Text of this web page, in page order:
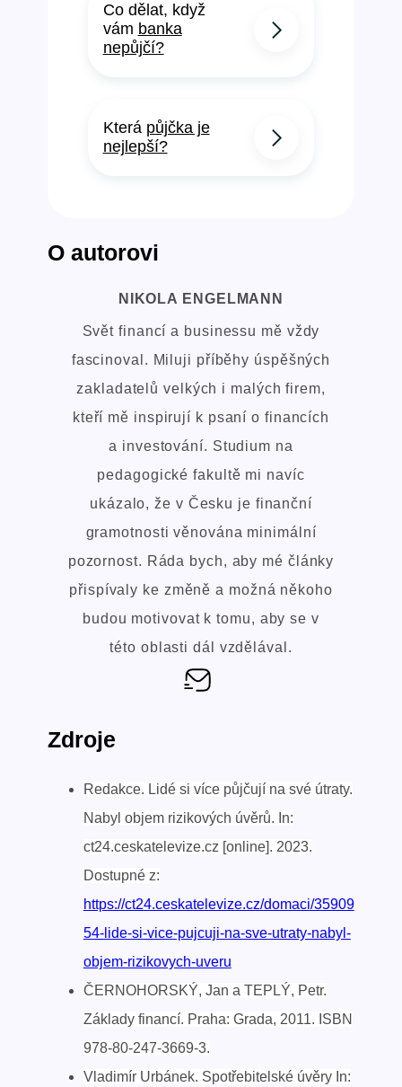
Co dělat, když
vám banka
nepůjčí?
Která půjčka je
nejlepší?
O autorovi
NIKOLA ENGELMANN
Svět financí a businessu mě vždy
fascinoval. Miluji příběhy úspěšných
zakladatelů velkých i malých firem,
kteří mě inspirují k psaní o financích
a investování. Studium na
pedagogické fakultě mi navíc
ukázalo, že v Česku je finanční
gramotnosti věnována minimální
pozornost. Ráda bych, aby mé články
přispívaly ke změně a možná někoho
budou motivovat k tomu, aby se v
této oblasti dál vzdělával.
Zdroje
Redakce. Lidé si více půjčují na své útraty.
Nabyl objem rizikových úvěrů. In:
ct24.ceskatelevize.cz [online]. 2023.
Dostupné z:
https://ct24.ceskatelevize.cz/domaci/35909
54-lide-si-vice-pujcuji-na-sve-utraty-nabyl-
objem-rizikovych-uveru
ČERNOHORSKÝ, Jan a TEPLÝ, Petr.
Základy financí. Praha: Grada, 2011. ISBN
978-80-247-3669-3.
Vladimír Urbánek. Spotřebitelské úvěry In: